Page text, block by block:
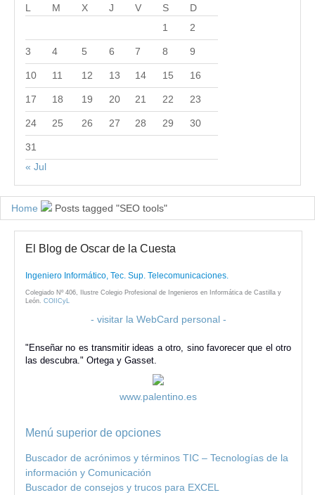
L
M X J V S
D
1
2
3 4 5 6 7 8 9
10 11 12 13 14 15 16
17 18 19 20 21 22 23
24 25 26 27 28 29 30
31
« Jul
Home Posts tagged "SEO tools"
El Blog de Oscar de la Cuesta
Ingeniero Informático, Tec. Sup. Telecomunicaciones.
Colegiado Nº 406, Ilustre Colegio Profesional de Ingenieros en Informática de Castilla y
León. COIICyL
- visitar la WebCard personal -
"Enseñar no es transmitir ideas a otro, sino favorecer que el otro
las descubra." Ortega y Gasset.
www.palentino.es
Menú superior de opciones
Buscador de acrónimos y términos TIC – Tecnologías de la
información y Comunicación
Buscador de consejos y trucos para EXCEL